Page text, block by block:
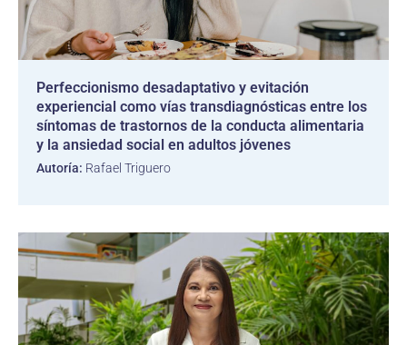
Perfeccionismo desadaptativo y evitación
experiencial como vías transdiagnósticas entre los
síntomas de trastornos de la conducta alimentaria
y la ansiedad social en adultos jóvenes
Autoría: Rafael Triguero